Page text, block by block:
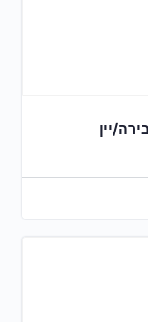
יין